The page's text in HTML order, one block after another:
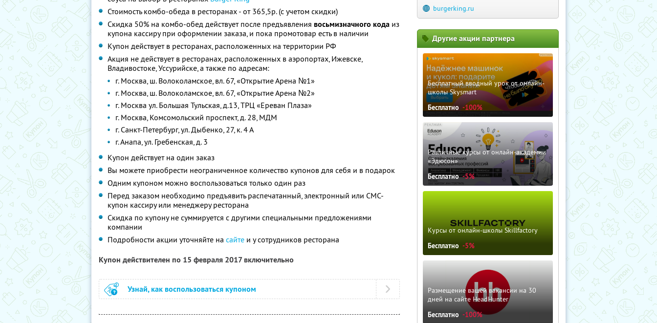
Стоимость комбо-обеда в ресторанах - от 365,5р. (с учетом скидки)
Скидка 50% на комбо-обед действует после предъявления восьмизначного кода из
купона кассиру при оформлении заказа, и пока промотовар есть в наличии
Купон действует в ресторанах, расположенных на территории РФ
Акция не действует в ресторанах, расположенных в аэропортах, Ижевске,
Владивостоке, Уссурийске, а также по адресам:
г. Москва, ш. Волоколамское, вл. 67, «Открытие Арена №1»
г. Москва, ш. Волоколамское, вл. 67, «Открытие Арена №2»
г. Москва ул. Большая Тульская, д.13, ТРЦ «Ереван Плаза»
г. Москва, Комсомольский проспект, д. 28, МДМ
г. Санкт-Петербург, ул. Дыбенко, 27, к. 4 А
г. Анапа, ул. Гребенская, д. 3
Купон действует на один заказ
Вы можете приобрести неограниченное количество купонов для себя и в подарок
Одним купоном можно воспользоваться только один раз
Перед заказом необходимо предъявить распечатанный, электронный или СМС-
купон кассиру или менеджеру ресторана
Скидка по купону не суммируется с другими специальными предложениями
компании
Подробности акции уточняйте на сайте и у сотрудников ресторана
Купон действителен по 15 февраля 2017 включительно
Узнай, как воспользоваться купоном
burgerking.ru
Другие акции партнера
Бесплатный вводный урок от онлайн-
школы Skysmart
Бесплатно -100%
Различные курсы от онлайн-академии
«Эдюсон»
Бесплатно -5%
Курсы от онлайн-школы Skillfactory
Бесплатно -5%
Размещение вашей вакансии на 30
дней на сайте HeadHunter
Бесплатно -100%